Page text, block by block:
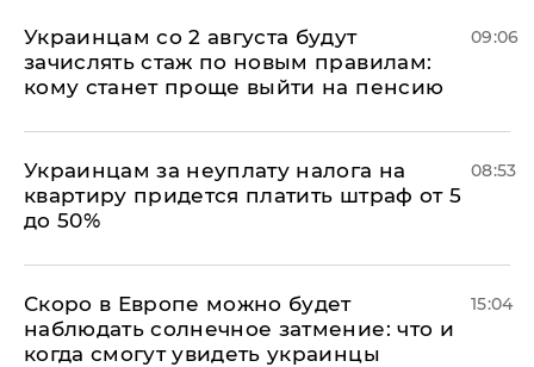
Украинцам со 2 августа будут
зачислять стаж по новым правилам:
кому станет проще выйти на пенсию
09:06
Украинцам за неуплату налога на
квартиру придется платить штраф от 5
до 50%
08:53
Скоро в Европе можно будет
наблюдать солнечное затмение: что и
когда смогут увидеть украинцы
15:04